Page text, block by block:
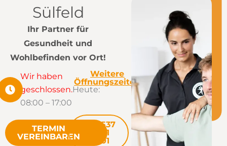
Sülfeld
Ihr Partner für
Gesundheit und
Wohlbefinden vor Ort!
Wir haben
geschlossen.Heute:
08:00 – 17:00
Weitere
Öffnungszeiten
TERMIN
VEREINBAREN
04537
701
801